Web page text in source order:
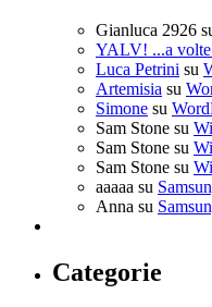
Gianluca 2926
YALV! ...a
Luca Petrini su
Artemisia su
Simone su
Sam Stone su
Sam Stone su
Sam Stone su
aaaaa su
Anna su
Categorie